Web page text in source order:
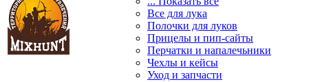
Все для лука
Полочки для луков
Прицелы и пип-сайты
Перчатки и напалечьники
Чехлы и кейсы
Уход и запчасти